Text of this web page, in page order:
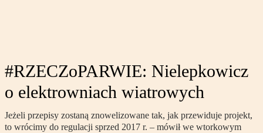
#RZECZoPARWIE: Nielepkowicz
o elektrowniach wiatrowych
Jeżeli przepisy zostaną znowelizowane tak, jak przewiduje projekt,
to wrócimy do regulacji sprzed 2017 r. – mówił we wtorkowym